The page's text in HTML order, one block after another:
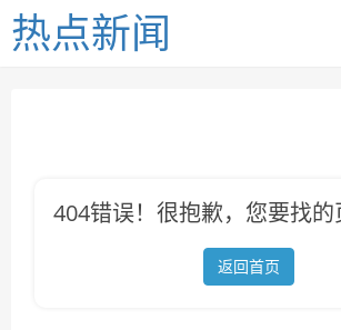
热点新闻
404错误！很抱歉，您要找
返回首页